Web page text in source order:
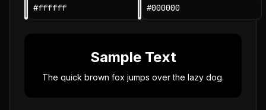
Sample Text
The quick brown fox jumps over the lazy dog.